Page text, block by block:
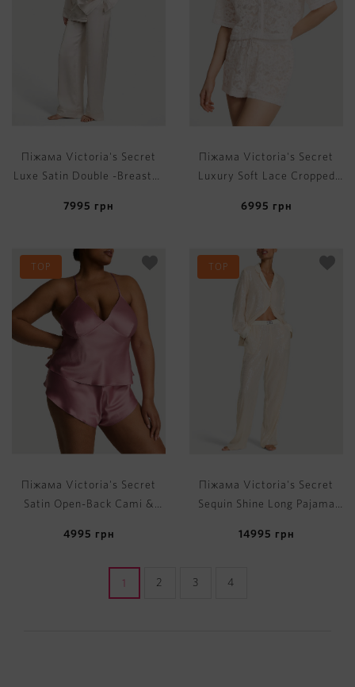
Піжама Victoria's Secret
Luxe Satin Double -Breasted
7995 грн
Піжама Victoria's Secret
Luxury Soft Lace Cropped
6995 грн
TOP
Піжама Victoria's Secret
Satin Open-Back Cami &
4995 грн
TOP
Піжама Victoria's Secret
Sequin Shine Long Pajama
14995 грн
1 2 3 4